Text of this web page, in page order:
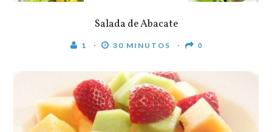
Salada de Abacate
1 30 MINUTOS 0